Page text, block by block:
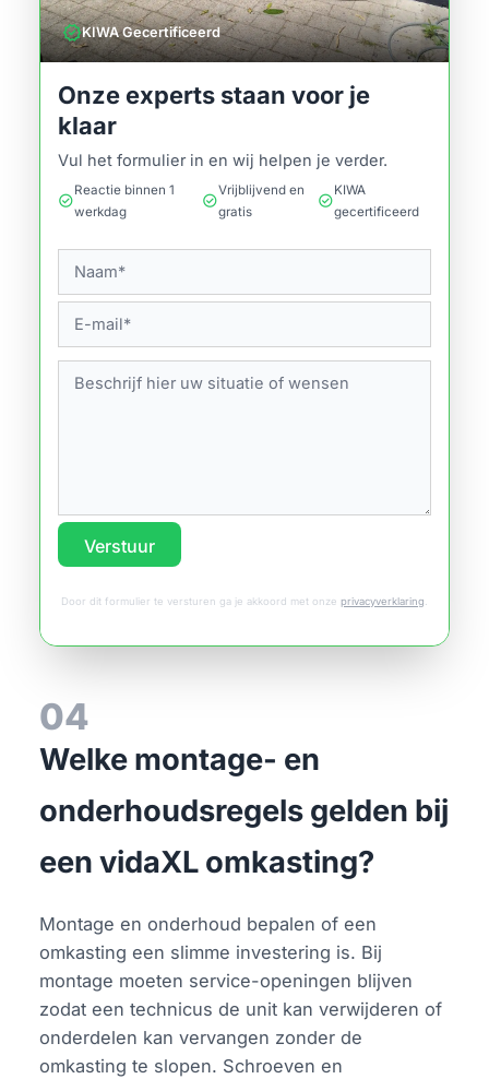
verifiedKIWA Gecertificeerd
Onze experts staan voor je
klaar
Vul het formulier in en wij helpen je verder.
check_circle
Reactie binnen 1
werkdag
check_circle
Vrijblijvend en
gratis
check_circle
KIWA
gecertificeerd
Verstuur
Door dit formulier te versturen ga je akkoord met onze privacyverklaring.
04
Welke montage- en
onderhoudsregels gelden bij
een vidaXL omkasting?
Montage en onderhoud bepalen of een
omkasting een slimme investering is. Bij
montage moeten service-openingen blijven
zodat een technicus de unit kan verwijderen of
onderdelen kan vervangen zonder de
omkasting te slopen. Schroeven en